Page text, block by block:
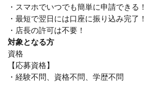
・スマホでいつでも簡単に申請できる！
・最短で翌日には口座に振り込み完了！
・店長の許可は不要！
対象となる方
資格
【応募資格】
・経験不問、資格不問、学歴不問